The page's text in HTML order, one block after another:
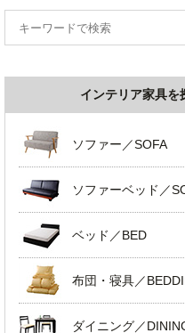
インテリア家具を
ソファー／SOFA
ソファーベッド／
ベッド／BED
布団・寝具／
ダイニング／